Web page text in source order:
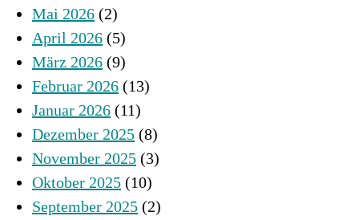
Mai 2026 (2)
April 2026 (5)
März 2026 (9)
Februar 2026 (13)
Januar 2026 (11)
Dezember 2025 (8)
November 2025 (3)
Oktober 2025 (10)
September 2025 (2)